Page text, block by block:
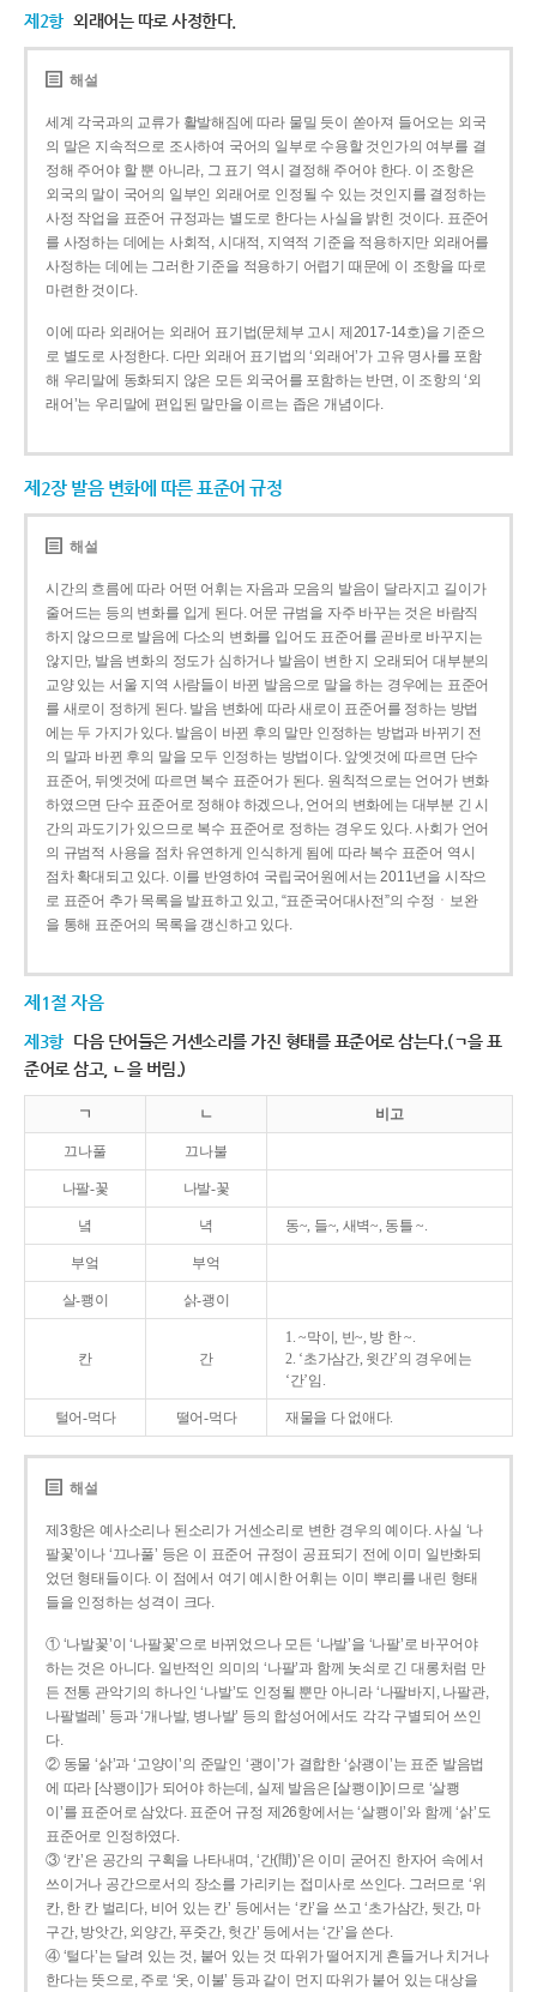
제2항 외래어는 따로 사정한다.
해설
세계 각국과의 교류가 활발해짐에 따라 물밀 듯이 쏟아져 들어오는 외국
의 말은 지속적으로 조사하여 국어의 일부로 수용할 것인가의 여부를 결
정해 주어야 할 뿐 아니라, 그 표기 역시 결정해 주어야 한다. 이 조항은
외국의 말이 국어의 일부인 외래어로 인정될 수 있는 것인지를 결정하는
사정 작업을 표준어 규정과는 별도로 한다는 사실을 밝힌 것이다. 표준어
를 사정하는 데에는 사회적, 시대적, 지역적 기준을 적용하지만 외래어를
사정하는 데에는 그러한 기준을 적용하기 어렵기 때문에 이 조항을 따로
마련한 것이다.
이에 따라 외래어는 외래어 표기법(문체부 고시 제2017-14호)을 기준으
로 별도로 사정한다. 다만 외래어 표기법의 ‘외래어’가 고유 명사를 포함
해 우리말에 동화되지 않은 모든 외국어를 포함하는 반면, 이 조항의 ‘외
래어’는 우리말에 편입된 말만을 이르는 좁은 개념이다.
제2장 발음 변화에 따른 표준어 규정
해설
시간의 흐름에 따라 어떤 어휘는 자음과 모음의 발음이 달라지고 길이가
줄어드는 등의 변화를 입게 된다. 어문 규범을 자주 바꾸는 것은 바람직
하지 않으므로 발음에 다소의 변화를 입어도 표준어를 곧바로 바꾸지는
않지만, 발음 변화의 정도가 심하거나 발음이 변한 지 오래되어 대부분의
교양 있는 서울 지역 사람들이 바뀐 발음으로 말을 하는 경우에는 표준어
를 새로이 정하게 된다. 발음 변화에 따라 새로이 표준어를 정하는 방법
에는 두 가지가 있다. 발음이 바뀐 후의 말만 인정하는 방법과 바뀌기 전
의 말과 바뀐 후의 말을 모두 인정하는 방법이다. 앞엣것에 따르면 단수
표준어, 뒤엣것에 따르면 복수 표준어가 된다. 원칙적으로는 언어가 변화
하였으면 단수 표준어로 정해야 하겠으나, 언어의 변화에는 대부분 긴 시
간의 과도기가 있으므로 복수 표준어로 정하는 경우도 있다. 사회가 언어
의 규범적 사용을 점차 유연하게 인식하게 됨에 따라 복수 표준어 역시
점차 확대되고 있다. 이를 반영하여 국립국어원에서는 2011년을 시작으
로 표준어 추가 목록을 발표하고 있고, “표준국어대사전”의 수정ㆍ보완
을 통해 표준어의 목록을 갱신하고 있다.
제1절 자음
제3항 다음 단어들은 거센소리를 가진 형태를 표준어로 삼는다.(ㄱ을 표
준어로 삼고, ㄴ을 버림.)
ㄱ ㄴ 비고
끄나풀 끄나불
나팔-꽃 나발-꽃
녘 녁 동~, 들~, 새벽~, 동틀 ~.
부엌 부억
살-쾡이 삵-괭이
칸 간
1. ~막이, 빈~, 방 한 ~.
2. ‘초가삼간, 윗간’의 경우에는
‘간’임.
털어-먹다 떨어-먹다 재물을 다 없애다.
해설
제3항은 예사소리나 된소리가 거센소리로 변한 경우의 예이다. 사실 ‘나
팔꽃’이나 ‘끄나풀’ 등은 이 표준어 규정이 공표되기 전에 이미 일반화되
었던 형태들이다. 이 점에서 여기 예시한 어휘는 이미 뿌리를 내린 형태
들을 인정하는 성격이 크다.
① ‘나발꽃’이 ‘나팔꽃’으로 바뀌었으나 모든 ‘나발’을 ‘나팔’로 바꾸어야
하는 것은 아니다. 일반적인 의미의 ‘나팔’과 함께 놋쇠로 긴 대롱처럼 만
든 전통 관악기의 하나인 ‘나발’도 인정될 뿐만 아니라 ‘나팔바지, 나팔관,
나팔벌레’ 등과 ‘개나발, 병나발’ 등의 합성어에서도 각각 구별되어 쓰인
다.
② 동물 ‘삵’과 ‘고양이’의 준말인 ‘괭이’가 결합한 ‘삵괭이’는 표준 발음법
에 따라 [삭꽹이]가 되어야 하는데, 실제 발음은 [살쾡이]이므로 ‘살쾡
이’를 표준어로 삼았다. 표준어 규정 제26항에서는 ‘살쾡이’와 함께 ‘삵’도
표준어로 인정하였다.
③ ‘칸’은 공간의 구획을 나타내며, ‘간(間)’은 이미 굳어진 한자어 속에서
쓰이거나 공간으로서의 장소를 가리키는 접미사로 쓰인다. 그러므로 ‘위
칸, 한 칸 벌리다, 비어 있는 칸’ 등에서는 ‘칸’을 쓰고 ‘초가삼간, 뒷간, 마
구간, 방앗간, 외양간, 푸줏간, 헛간’ 등에서는 ‘간’을 쓴다.
④ ‘털다’는 달려 있는 것, 붙어 있는 것 따위가 떨어지게 흔들거나 치거나
한다는 뜻으로, 주로 ‘옷, 이불’ 등과 같이 먼지 따위가 붙어 있는 대상을